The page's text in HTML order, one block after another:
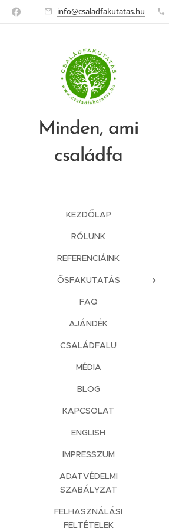
info@csaladfakutatas.hu
Minden, ami
családfa
KEZDŐLAP
RÓLUNK
REFERENCIÁINK
ŐSFAKUTATÁS
FAQ
AJÁNDÉK
CSALÁDFALU
MÉDIA
BLOG
KAPCSOLAT
ENGLISH
IMPRESSZUM
ADATVÉDELMI
SZABÁLYZAT
FELHASZNÁLÁSI
FELTÉTELEK